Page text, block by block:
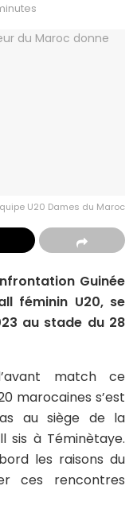
U20 Dames du Maroc
Guinée
féminin U20, se
au stade du 28
match ce
marocaines s’est
au siège de la
sis à Téminètaye.
les raisons du
ces rencontres